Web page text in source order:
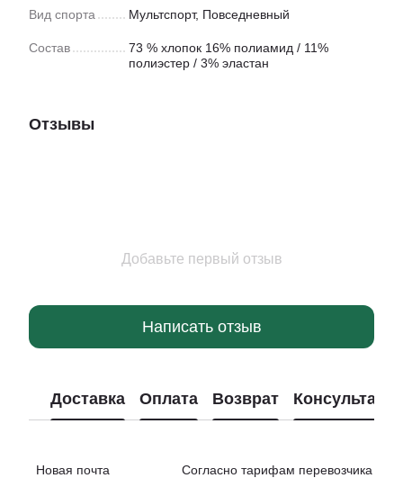
Вид спорта Мультспорт, Повседневный
Состав
73 % хлопок 16% полиамид / 11%
полиэстер / 3% эластан
Отзывы
Добавьте первый отзыв
Написать отзыв
Доставка Оплата Возврат
Новая почта Согласно тарифам перевозчика